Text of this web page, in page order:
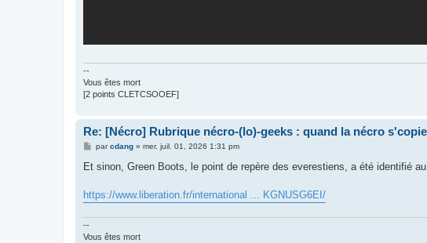
--
Vous êtes mort
[2 points CLETCSOOEF]
Re: [Nécro] Rubrique nécro-(lo)-geeks : quand la nécro
M
s
g
e
parcdang» mer. juil. 01, 2026 1:31 pm
Et sinon, Green Boots, le point de repère des everestiens, a été identifié
https://www.liberation.fr/international ... KGNUSG6EI/
--
Vous êtes mort